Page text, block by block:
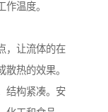
温度。
，让流体的在
热的效果。
结构紧凑。安